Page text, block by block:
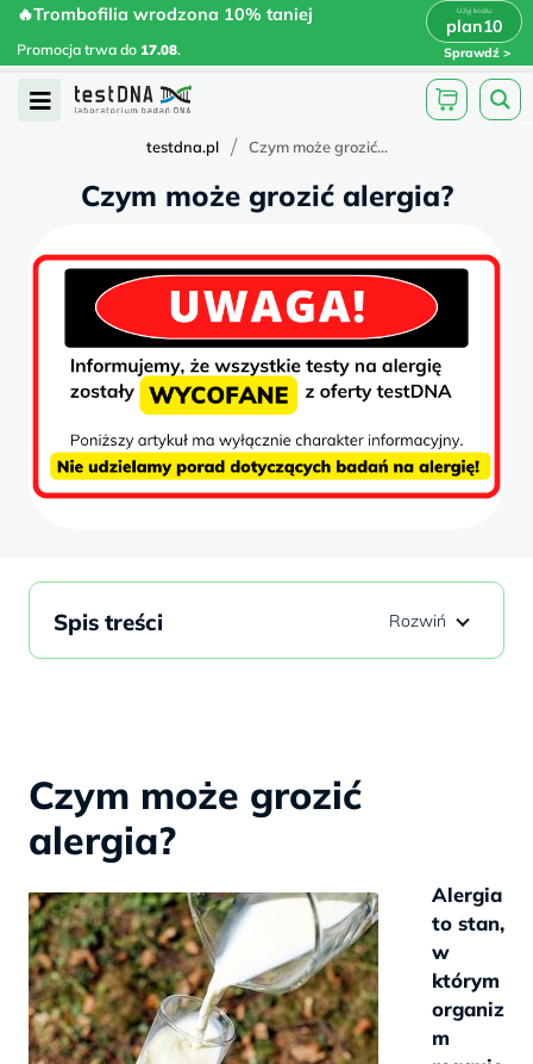
Skip
content
🔥Trombofilia wrodzona 10% taniej
Promocja trwa do 17.08.
plan10
Sprawdź
🔥Trombofilia wrodzona 10% taniej
plan10 x
Open
testdna.pl / Czym może grozić...
Czym może grozić alergia?
Czym może grozić
alergia?
Alergia
to stan,
w
którym
organiz
m
Spis treści